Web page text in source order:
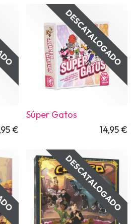
€
DESCATALOGADO
Súper Gatos
14,95€
DESCATALOGADO